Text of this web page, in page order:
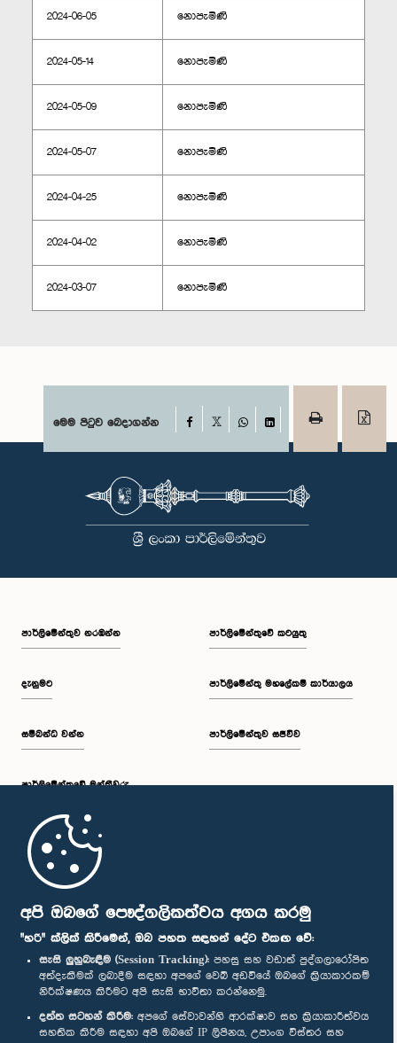
අපි ඔබගේ පෞද්ගලිකත්වය අගය කරමු
"හරි" ක්ලික් කිරීමෙන්, ඔබ පහත සඳහන් දේට එකඟ වේ:
සැසි ලුහුබැඳීම (Session Tracking): පහසු සහ වඩාත් පුද්ගලාරෝපිත
අත්දැකීමක් ලබාදීම සඳහා අපගේ වෙබ් අඩවියේ ඔබගේ ක්‍රියාකාරකම්
නිරීක්ෂණය කිරීමට අපි සැසි භාවිතා කරන්නෙමු.
දත්ත සටහන් කිරීම: අපගේ සේවාවන්හි ආරක්ෂාව සහ ක්‍රියාකාරීත්වය
සහතික කිරීම සඳහා අපි ඔබගේ IP ලිපිනය, උපාංග විස්තර සහ
2024-06-05 නොපැමිණි
2024-05-14 නොපැමිණි
2024-05-09 නොපැමිණි
2024-05-07 නොපැමිණි
2024-04-25 නොපැමිණි
2024-04-02 නොපැමිණි
2024-03-07 නොපැමිණි
මෙම පිටුව බෙදාගන්න Facebook
WhatsAppLinkedIn
පාර්ලි‌මේන්තුව නරඹන්න
දැනුමට
සම්බන්ධ වන්න
පාර්ලි‌මේන්තුවේ මන්ත්‍රීවරු
මුල් පිටුව
පාර්ලිමේන්තුවේ කටයුතු
පාර්ලිමේන්තු මහලේකම් කාර්යාලය
පාර්ලිමේන්තුව සජීවීව
පාර්ලිමේන්තු ජංගම යෙදුම
අප හා සම්බන්ධ වී සිටින්න :